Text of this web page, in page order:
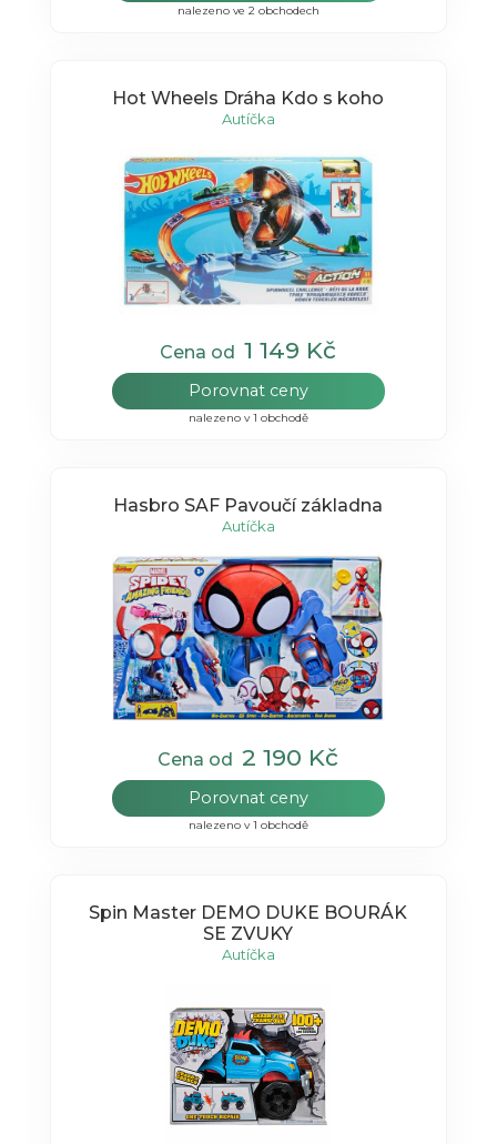
nalezeno ve 2 obchodech
Hot Wheels Dráha Kdo s koho
Autíčka
Cena od1 149 Kč
Porovnat ceny
nalezeno v 1 obchodě
Hasbro SAF Pavoučí základna
Autíčka
Cena od2 190 Kč
Porovnat ceny
nalezeno v 1 obchodě
Spin Master DEMO DUKE BOURÁK
SE ZVUKY
Autíčka